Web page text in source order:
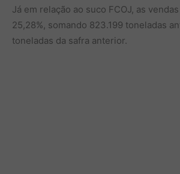
Já em relação ao suco FCOJ, as
25,28%, somando 823.199 toneladas
toneladas da safra anterior.